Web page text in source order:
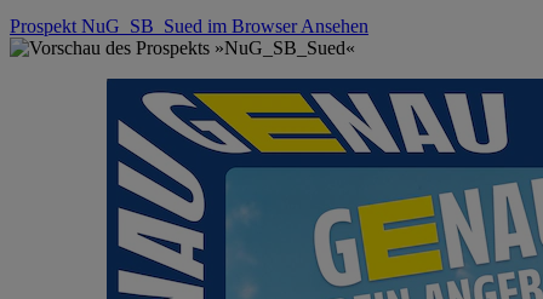
Prospekt NuG_SB_Sued im BrowserAnsehen